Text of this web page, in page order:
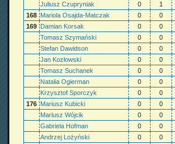
Juliusz Czupryniak 0 1
168 Mariola Osajda-Matczak 0 0
169 Damian Korsak 0 0
Tomasz Szymański
0 0
Stefan Dawidson
0 0
Jan Kozłowski
0 0
Tomasz Suchanek
0 0
Natalia Ogierman
0 0
Krzysztof Sporczyk
0 0
176 Mariusz Kubicki 0 0
Mariusz Wójcik
0 0
Gabriela Hofman
0 0
Andrzej Lożyński
0 0